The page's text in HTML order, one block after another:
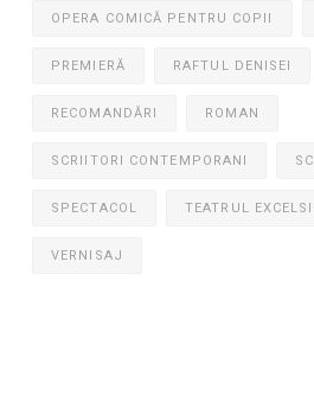
OPERA COMICĂ PENTRU COPII
PREMIERĂ RAFTUL DENISEI
RECOMANDĂRI ROMAN
SCRIITORI CONTEMPORANI
SPECTACOL TEATRUL
VERNISAJ